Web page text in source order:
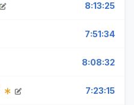
8:13:25
7:51:34
8:08:32
7:23:15